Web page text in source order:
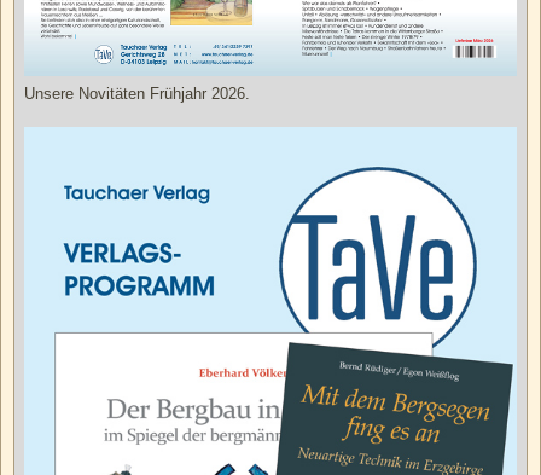
Unsere Novitäten Frühjahr 2026.